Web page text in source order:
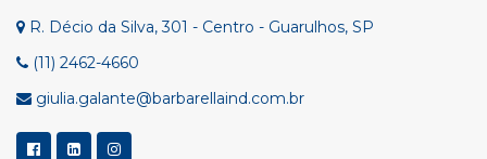
R. Décio da Silva, 301 - Centro - Guarulhos, SP
(11) 2462-4660
giulia.galante@barbarellaind.com.br